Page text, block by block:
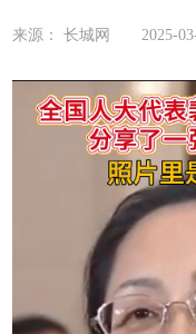
来源： 长城网 2025-